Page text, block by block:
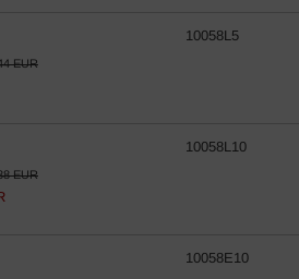
10058L5
EUR
10058L10
EUR
10058E10